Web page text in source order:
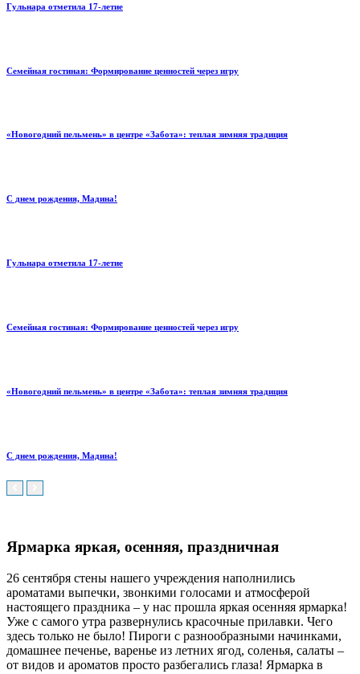
Гульнара отметила 17‑летие
Семейная гостиная: Формирование ценностей через игру
«Новогодний пельмень» в центре «Забота»: теплая зимняя традиция
С днем рождения, Мадина!
Гульнара отметила 17‑летие
Семейная гостиная: Формирование ценностей через игру
«Новогодний пельмень» в центре «Забота»: теплая зимняя традиция
С днем рождения, Мадина!
Ярмарка яркая, осенняя, праздничная
26 сентября стены нашего учреждения наполнились
ароматами выпечки, звонкими голосами и атмосферой
настоящего праздника – у нас прошла яркая осенняя ярмарка!
Уже с самого утра развернулись красочные прилавки. Чего
здесь только не было! Пироги с разнообразными начинками,
домашнее печенье, варенье из летних ягод, соленья, салаты –
от видов и ароматов просто разбегались глаза! Ярмарка в